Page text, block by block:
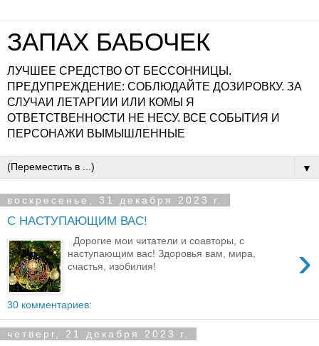
ЗАПАХ БАБОЧЕК
ЛУЧШЕЕ СРЕДСТВО ОТ БЕССОННИЦЫ.
ПРЕДУПРЕЖДЕНИЕ: СОБЛЮДАЙТЕ ДОЗИРОВКУ. ЗА
СЛУЧАИ ЛЕТАРГИИ ИЛИ КОМЫ Я
ОТВЕТСТВЕННОСТИ НЕ НЕСУ. ВСЕ СОБЫТИЯ И
ПЕРСОНАЖИ ВЫМЫШЛЕННЫЕ
▼
воскресенье, 31 декабря 2023 г.
С НАСТУПАЮЩИМ ВАС!
›
Дорогие мои читатели и соавторы, с
наступающим вас! Здоровья вам, мира,
счастья, изобилия!
30 комментариев:
четверг, 21 декабря 2023 г.